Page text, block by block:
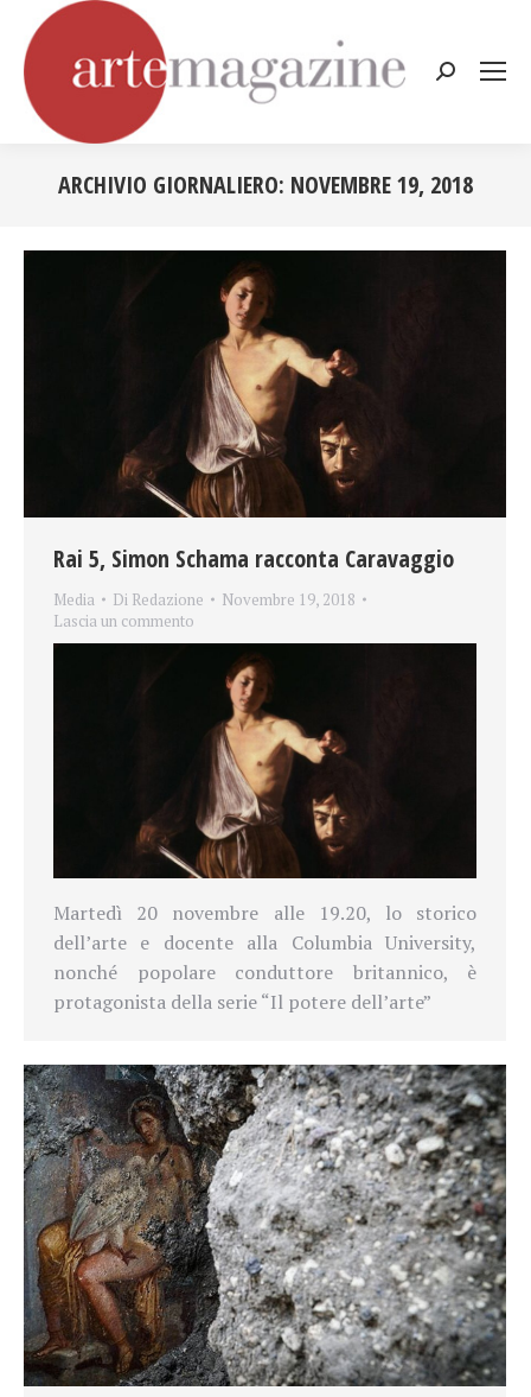
Cerca:
ARCHIVIO GIORNALIERO: NOVEMBRE 19, 2018
Rai 5, Simon Schama racconta Caravaggio
Media Di Redazione
Novembre 19, 2018
Lascia un commento
Martedì 20 novembre alle 19.20, lo storico
dell’arte e docente alla Columbia University,
nonché popolare conduttore britannico, è
protagonista della serie “Il potere dell’arte”